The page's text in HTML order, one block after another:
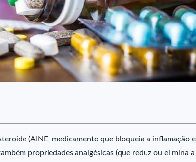
(AINE, medicamento que bloqueia a inflamação e
propriedades analgésicas (que reduz ou elimina a